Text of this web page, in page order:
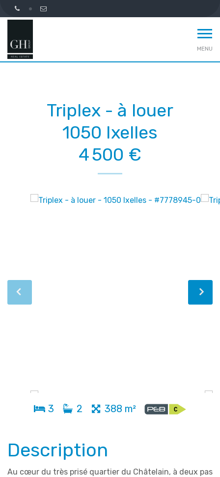
MENU
Triplex - à louer
1050 Ixelles
4 500 €
3 2 388 m²
Description
Au cœur du très prisé quartier du Châtelain, à deux pas